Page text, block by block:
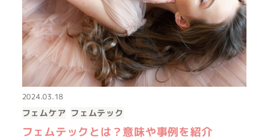
2024.03.18
フェムケア フェムテック
フェムテックとは？意味や事例を紹介